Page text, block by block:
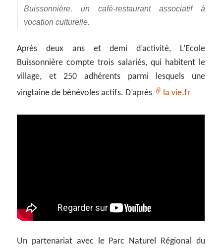
Buissonnière, un café-restaurant associatif à
vocation culturelle.
Après deux ans et demi d’activité, L’Ecole
Buissonnière compte trois salariés, qui habitent le
village, et 250 adhérents parmi lesquels une
vingtaine de bénévoles actifs. D’après
la vie.fr
Un partenariat avec le Parc Naturel Régional du